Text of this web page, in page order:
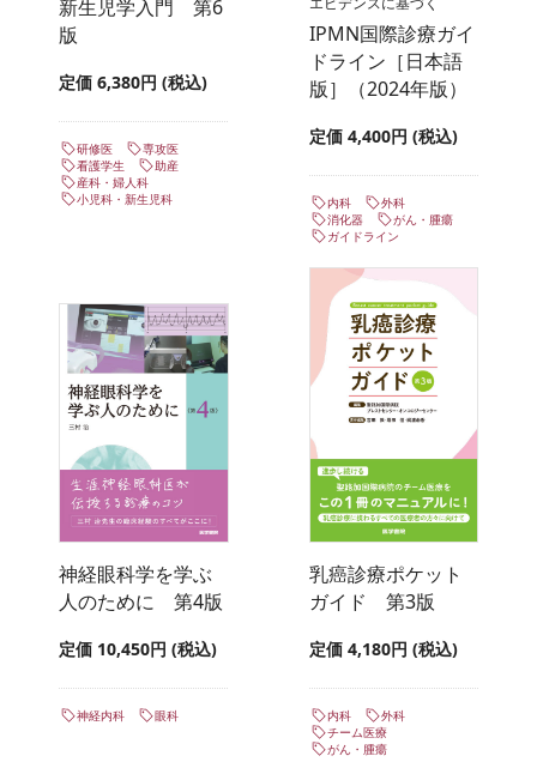
新生児学入門 第6
版
定価 6,380円 (税込)
研修医
専攻医
看護学生
助産
産科・婦人科
小児科・新生児科
IPMN国際診療ガイ
ドライン［日本語
版］（2024年版）
定価 4,400円 (税込)
内科
外科
消化器
がん・腫瘍
ガイドライン
神経眼科学を学ぶ
人のために 第4版
定価 10,450円 (税込)
神経内科 眼科
乳癌診療ポケット
ガイド 第3版
定価 4,180円 (税込)
内科
外科
チーム医療
がん・腫瘍